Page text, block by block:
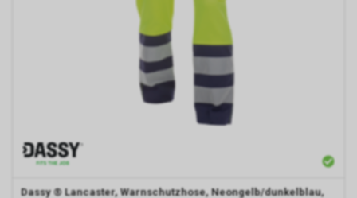
Dassy ® Lancaster, Warnschutzhose, Neongelb/dunkelblau,